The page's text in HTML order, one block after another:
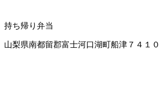
持ち帰り弁当
山梨県南都留郡富士河口湖町船津７４１０